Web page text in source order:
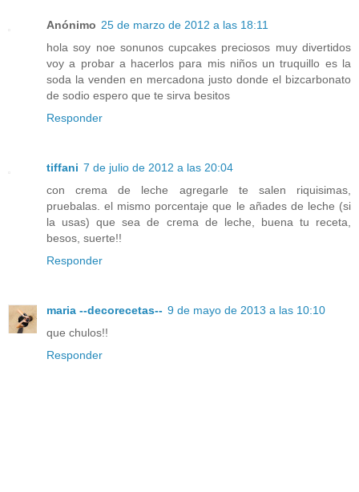
Anónimo 25 de marzo de 2012 a las 18:11
hola soy noe sonunos cupcakes preciosos muy divertidos
voy a probar a hacerlos para mis niños un truquillo es la
soda la venden en mercadona justo donde el bizcarbonato
de sodio espero que te sirva besitos
Responder
tiffani 7 de julio de 2012 a las 20:04
con crema de leche agregarle te salen riquisimas,
pruebalas. el mismo porcentaje que le añades de leche (si
la usas) que sea de crema de leche, buena tu receta,
besos, suerte!!
Responder
maria --decorecetas-- 9 de mayo de 2013 a las 10:10
que chulos!!
Responder